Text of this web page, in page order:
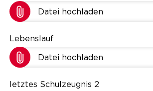
Datei hochladen
Lebenslauf
Datei hochladen
letztes Schulzeugnis 2